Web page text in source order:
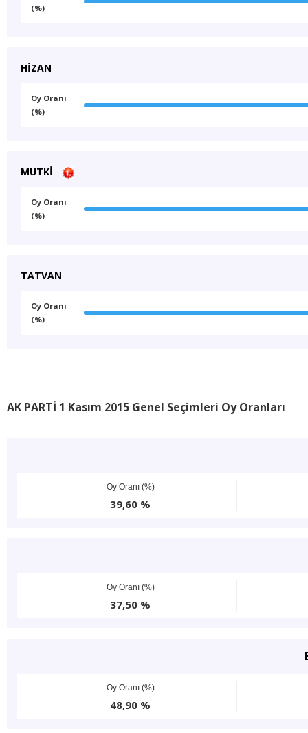
(%)
HİZAN
Oy Oranı
(%)
MUTKİ
Oy Oranı
(%)
TATVAN
Oy Oranı
(%)
AK PARTİ 1 Kasım 2015 Genel Seçimleri Oy Oranları
Oy Oranı (%)
39,60 %
Oy Oranı (%)
37,50 %
Oy Oranı (%)
48,90 %